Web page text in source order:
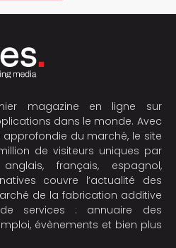
magazine en ligne sur
dans le monde. Avec
du marché, le site
de visiteurs uniques par
français, espagnol,
couvre l’actualité des
de la fabrication additive
services : annuaire des
évènements et bien plus